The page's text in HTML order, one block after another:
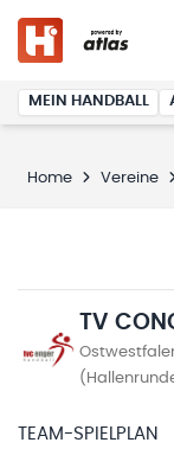
MEIN HANDBALL
Home Vereine
TV
TEAM-SPIELPLAN